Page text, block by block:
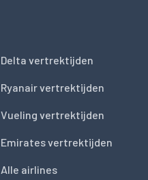
Delta vertrektijden
Ryanair vertrektijden
Vueling vertrektijden
Emirates vertrektijden
Alle airlines